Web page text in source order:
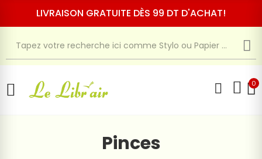
LIVRAISON GRATUITE DÈS 99 DT D'ACHAT!
0
Pinces